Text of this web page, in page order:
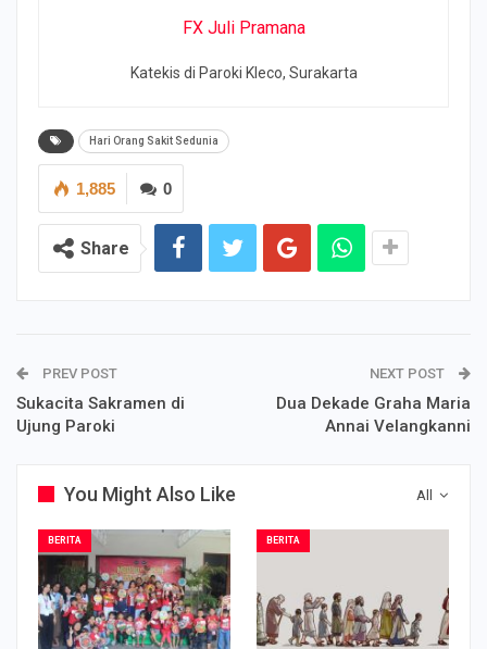
FX Juli Pramana
Katekis di Paroki Kleco, Surakarta
Hari Orang Sakit Sedunia
0
1,885
Share
PREV POST
Sukacita Sakramen di
Ujung Paroki
NEXT POST
Dua Dekade Graha Maria
Annai Velangkanni
All
You Might Also Like
BERITA BERITA